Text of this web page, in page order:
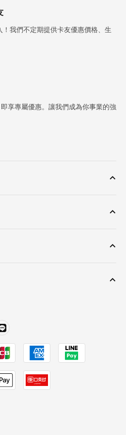
我們不定期提供卡友優惠價格、生
享專屬優惠。讓我們成為你事業的強